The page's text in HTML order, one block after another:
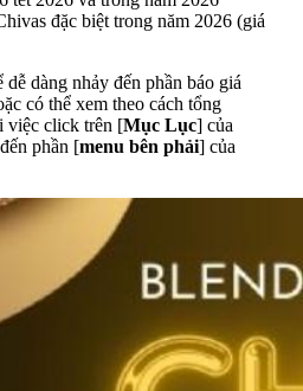
đặc biệt trong năm 2026 (giá
dàng nhảy đến phần báo giá
có thể xem theo cách tổng
việc click trên [Mục Lục] của
phần [menu bên phải] của